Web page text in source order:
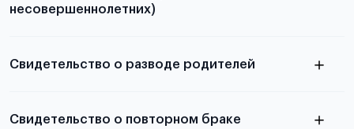
несовершеннолетних)
выезда
Свидетельство о разводе родителей
Свидетельство о повторном браке